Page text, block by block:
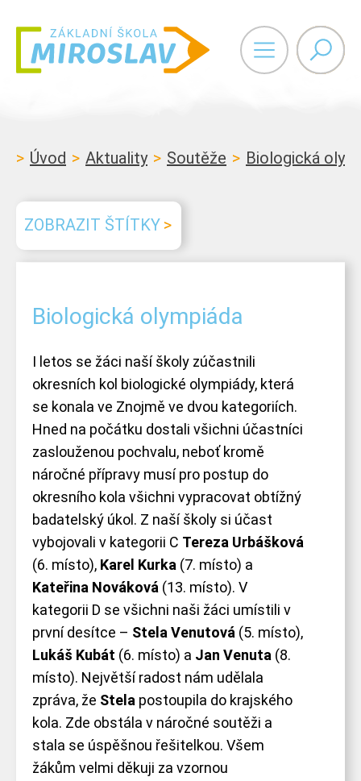
SKIP TO
CONTENT
Úvod Aktuality Soutěže Biologická
ZOBRAZIT ŠTÍTKY
Biologická olympiáda
I letos se žáci naší školy zúčastnili
okresních kol biologické olympiády, která
se konala ve Znojmě ve dvou kategoriích.
Hned na počátku dostali všichni účastníci
zaslouženou pochvalu, neboť kromě
náročné přípravy musí pro postup do
okresního kola všichni vypracovat obtížný
badatelský úkol. Z naší školy si účast
vybojovali v kategorii C Tereza Urbášková
(6. místo), Karel Kurka (7. místo) a
Kateřina Nováková (13. místo). V
kategorii D se všichni naši žáci umístili v
první desítce – Stela Venutová (5. místo),
Lukáš Kubát (6. místo) a Jan Venuta (8.
místo). Největší radost nám udělala
zpráva, že Stela postoupila do krajského
kola. Zde obstála v náročné soutěži a
stala se úspěšnou řešitelkou. Všem
žákům velmi děkuji za vzornou